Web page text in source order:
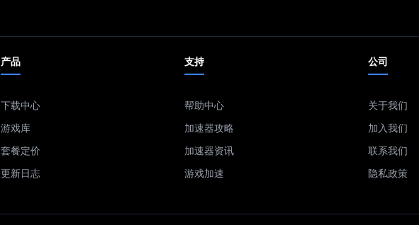
产品
下载中心
游戏库
套餐定价
更新日志
支持
帮助中心
加速器攻略
加速器资讯
游戏加速
公司
关于我们
加入我们
联系我们
隐私政策